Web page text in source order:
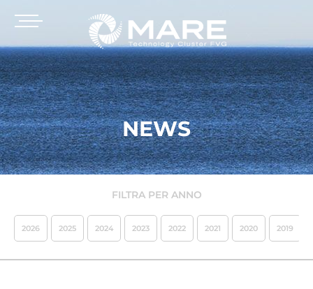
NEWS
FILTRA PER ANNO
2026 2025 2024 2023 2022 2021 2020 2019